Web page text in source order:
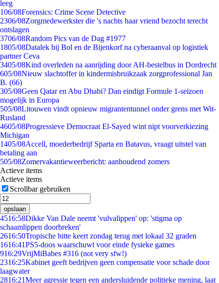
leeg
106/08Forensics: Crime Scene Detective
2306/08Zorgmedewerkster die 's nachts haar vriend bezocht terecht
ontslagen
3706/08Random Pics van de Dag #1977
1805/08Datalek bij Bol en de Bijenkorf na cyberaanval op logistiek
partner Ceva
3405/08Kind overleden na aanrijding door AH-bestelbus in Dordrecht
605/08Nieuw slachtoffer in kindermisbruikzaak zorgprofessional Jan
B. (66)
305/08Geen Qatar en Abu Dhabi? Dan eindigt Formule 1-seizoen
mogelijk in Europa
505/08Litouwen vindt opnieuw migrantentunnel onder grens met Wit-
Rusland
4605/08Progressieve Democraat El-Sayed wint nipt voorverkiezing
Michigan
1405/08Accell, moederbedrijf Sparta en Batavus, vraagt uitstel van
betaling aan
505/08Zomervakantieweerbericht: aanhoudend zomers
Actieve items
Actieve items
Scrollbar gebruiken
opslaan
4516:58Dikke Van Dale neemt 'vulvalippen' op: 'stigma op
schaamlippen doorbreken'
2616:50Tropische hitte keert zondag terug met lokaal 32 graden
1616:41PS5-doos waarschuwt voor einde fysieke games
916:29VrijMiBabes #316 (not very sfw!)
2316:25Kabinet geeft bedrijven geen compensatie voor schade door
laagwater
2816:21Meer agressie tegen een andersluidende politieke mening, laat